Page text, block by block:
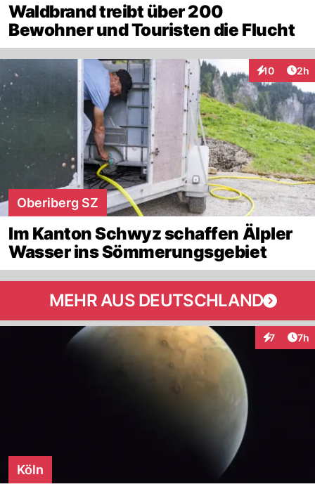
Waldbrand treibt über 200
Bewohner und Touristen die Flucht
10
Interaktionen
2h
Oberiberg SZ
Im Kanton Schwyz schaffen Älpler
Wasser ins Sömmerungsgebiet
MEHR AUS DEUTSCHLAND
7 7h
Köln